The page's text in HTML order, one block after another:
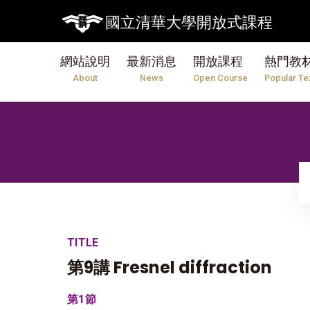
國立清華大學開放式課程
網站說明
About
最新消息
News
開放課程
Open Course
熱門教
Popular
TITLE
第9講 Fresnel diffraction
第1節